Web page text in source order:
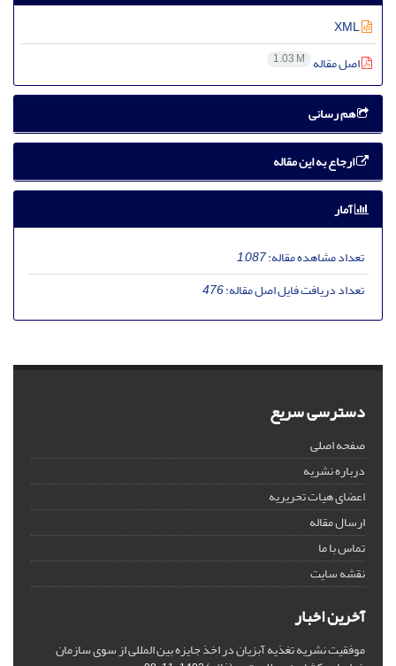
اصل مقاله 1.03 M
هم رسانی
ارجاع به این مقاله
آمار
تعداد مشاهده مقاله:1,087
تعداد دریافت فایل اصل مقاله:476
دسترسی سریع
صفحه اصلی
درباره نشریه
اعضای هیات تحریریه
ارسال مقاله
تماس با ما
نقشه سایت
آخرین اخبار
موفقیت نشریه تغذیه آبزیان در اخذ جایزه بین المللی از سوی سازمان